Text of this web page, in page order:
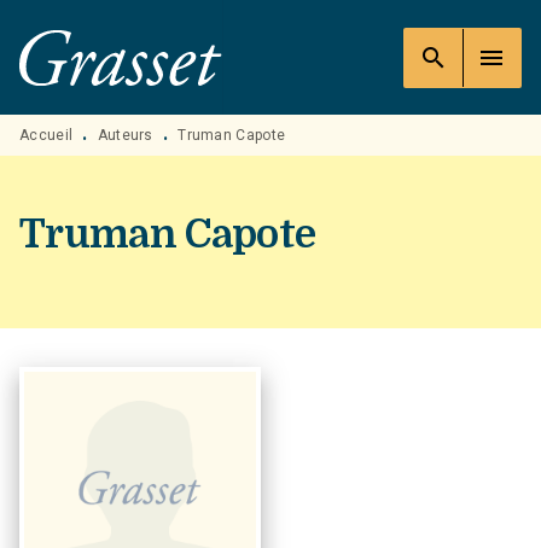
MENU RECHERCHE
PIED DE PAGE
search menu
Accueil • Auteurs • Truman Capote
Truman Capote